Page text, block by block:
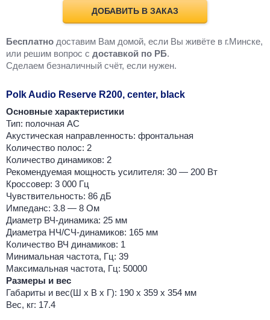
ДОБАВИТЬ В ЗАКАЗ
Бесплатно доставим Вам домой, если Вы живёте в г.Минске,
или решим вопрос с доставкой по РБ.
Cделаем безналичный счёт, если нужен.
Polk Audio Reserve R200, center, black
Основные характеристики
Тип: полочная АС
Акустическая направленность: фронтальная
Количество полос: 2
Количество динамиков: 2
Рекомендуемая мощность усилителя: 30 — 200 Вт
Кроссовер: 3 000 Гц
Чувствительность: 86 дБ
Импеданс: 3.8 — 8 Ом
Диаметр ВЧ-динамика: 25 мм
Диаметра НЧ/СЧ-динамиков: 165 мм
Количество ВЧ динамиков: 1
Минимальная частота, Гц: 39
Максимальная частота, Гц: 50000
Размеры и вес
Габариты и вес(Ш х В х Г): 190 х 359 х 354 мм
Вес, кг: 17.4